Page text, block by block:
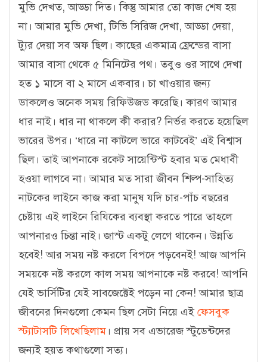
মুভি দেখত, আড্ডা দিত। কিন্তু আমার তো কাজ শেষ হয়
না। আমার মুভি দেখা, টিভি সিরিজ দেখা, আড্ডা দেয়া,
ট্যুর দেয়া সব অফ ছিল। কাছের একমাত্র ফ্রেন্ডের বাসা
আমার বাসা থেকে ৫ মিনিটের পথ। তবুও ওর সাথে দেখা
হত ১ মাসে বা ২ মাসে একবার। চা খাওয়ার জন্য
ডাকলেও অনেক সময় রিফিউজড করেছি। কারণ আমার
ধার নাই। ধার না থাকলে কী করার? নির্ভর করতে হয়েছিল
ভারের উপর। ‘ধারে না কাটলে ভারে কাটবেই’ এই বিশ্বাস
ছিল। তাই আপনাকে রকেট সায়েন্টিস্ট হবার মত মেধাবী
হওয়া লাগবে না। আমার মত সারা জীবন শিল্প-সাহিত্য
নাটকের লাইনে কাজ করা মানুষ যদি চার-পাঁচ বছরের
চেষ্টায় এই লাইনে রিযিকের ব্যবস্থা করতে পারে তাহলে
আপনারও চিন্তা নাই। জাস্ট একটু লেগে থাকেন। উন্নতি
হবেই! আর সময় নষ্ট করলে বিপদে পড়বেনই! আজ আপনি
সময়কে নষ্ট করলে কাল সময় আপনাকে নষ্ট করবে! আপনি
যেই ভার্সিটির যেই সাবজেক্টেই পড়েন না কেন! আমার ছাত্র
জীবনের দিনগুলো কেমন ছিল সেটা নিয়ে এইফেসবুক
স্ট্যাটাসটি লিখেছিলাম । প্রায় সব এভারেজ স্টুডেন্টদের
জন্যই হয়ত কথাগুলো সত্য।